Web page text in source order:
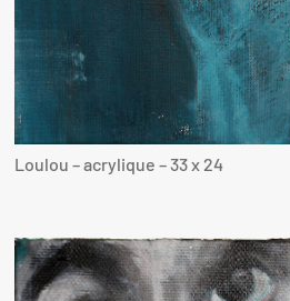
Loulou – acrylique – 33 x 24